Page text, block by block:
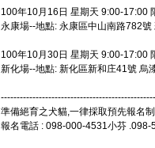
100年10月16日 星期天 9:00-17:00
永康場--地點: 永康區中山南路782
100年10月30日 星期天 9:00-17:00
新化場--地點: 新化區新和庄41號 烏
準備絕育之犬貓,一律採取預先報名
報名電話 : 098-000-4531小芬 .098-